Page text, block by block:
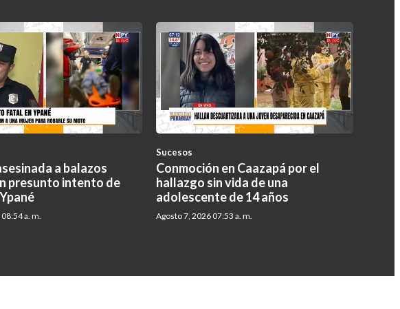
a balazos
presunto intento de
a. m.
Sucesos
Conmoción en Caazapá por el
hallazgo sin vida de una
adolescente de 14 años
Agosto 7, 2026 07:53 a. m.